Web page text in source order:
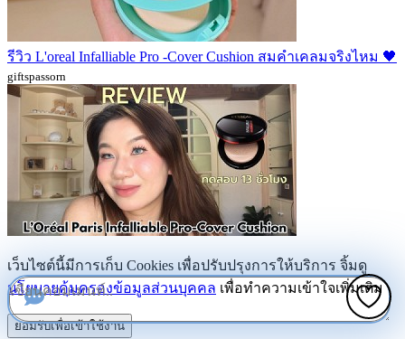
รีวิว L'oreal Infalliable Pro -Cover Cushion สมคำเคลมจริงไหม 🖤
giftspassorn
เว็บไซต์นี้มีการเก็บ Cookies เพื่อปรับปรุงการให้บริการ จิ้มดู
นโยบายคุ้มครองข้อมูลส่วนบุคคล เพื่อทำความเข้าใจเพิ่มเติม
ยอมรับเพื่อเข้าใช้งาน